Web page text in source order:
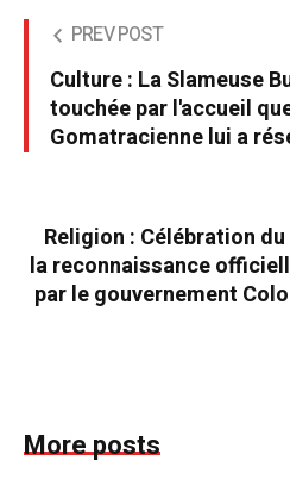
PREV POST
Culture : La Slameuse
touchée par l'accueil
Gomatracienne lui a
Religion : Célébration
la reconnaissance
par le gouvernement
More posts